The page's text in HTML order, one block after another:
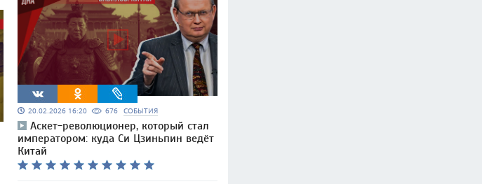
20.02.2026 16:20 676 СОБЫТИЯ
Аскет-революционер, который стал
императором: куда Си Цзиньпин ведёт
Китай